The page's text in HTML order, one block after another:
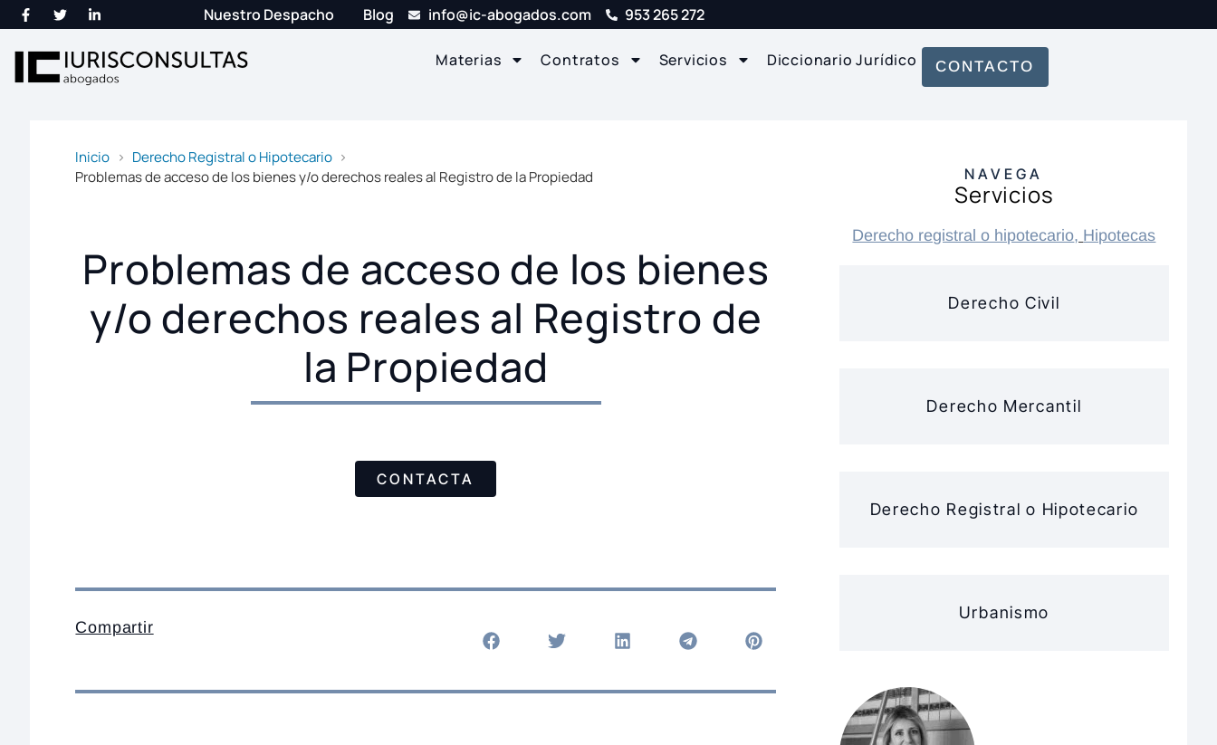
Nuestro Despacho Blog info@ic-abogados.com 953 265 272
Materias Contratos Servicios Diccionario Jurídico CONTACTO
Inicio
Derecho Registral o Hipotecario
Problemas de acceso de los bienes y/o derechos reales al Registro de la Propiedad
Problemas de acceso de los bienes
y/o derechos reales al Registro de
la Propiedad
CONTACTA
Compartir
NAVEGA
Servicios
Derecho registral o hipotecario, Hipotecas
Derecho Civil
Derecho Mercantil
Derecho Registral o Hipotecario
Urbanismo